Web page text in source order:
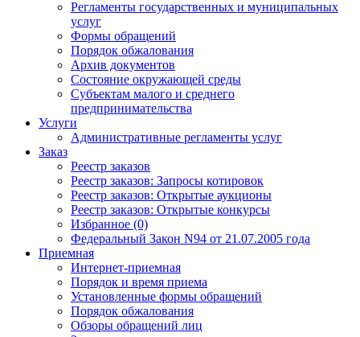
Регламенты государственных и муниципальных
услуг
Формы обращений
Порядок обжалования
Архив документов
Состояние окружающей среды
Субъектам малого и среднего
предпринимательства
Услуги
Административные регламенты услуг
Заказ
Реестр заказов
Реестр заказов: Запросы котировок
Реестр заказов: Открытые аукционы
Реестр заказов: Открытые конкурсы
Избранное (0)
Федеральный Закон N94 от 21.07.2005 года
Приемная
Интернет-приемная
Порядок и время приема
Установленные формы обращений
Порядок обжалования
Обзоры обращений лиц